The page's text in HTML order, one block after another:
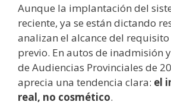
Aunque la implantación del
reciente, ya se están dictando
analizan el alcance del
previo. En autos de inadmisión
de Audiencias Provinciales de
aprecia una tendencia clara: el
real, no cosmético.